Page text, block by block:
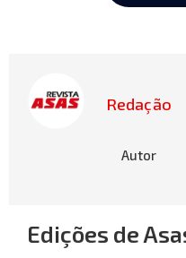
Redação
Autor
Edições de